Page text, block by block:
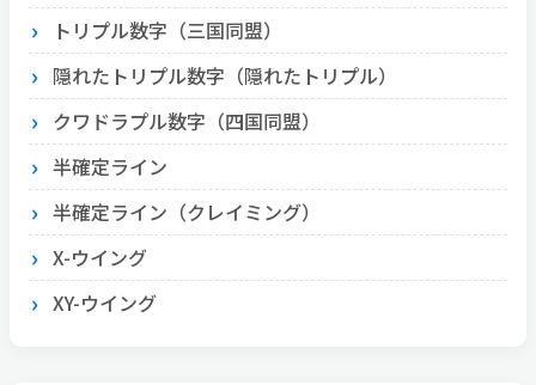
トリプル数字（三国同盟）
隠れたトリプル数字（隠れたトリプル）
クワドラプル数字（四国同盟）
半確定ライン
半確定ライン（クレイミング）
X-ウイング
XY-ウイング